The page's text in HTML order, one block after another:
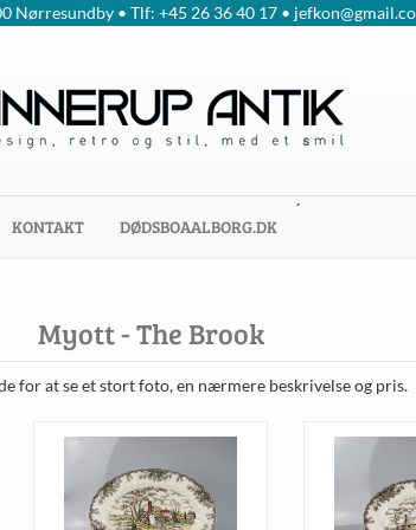
Nørresundby • Tlf: +45 26 36 40 17 •
KONTAKT DØDSBOAALBORG.DK
´
Myott - The Brook
for at se et stort foto, en nærmere beskrivelse og pris.